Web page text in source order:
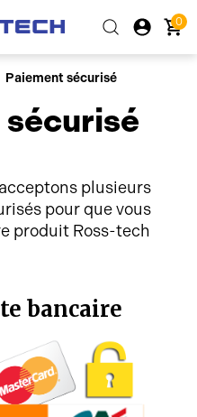
0
Paiement sécurisé
plusieurs
pour que vous
produit Ross-tech
bancaire